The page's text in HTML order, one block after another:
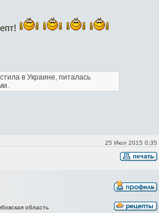
в Украине, питалась
25 Июл 2015 0:35
область